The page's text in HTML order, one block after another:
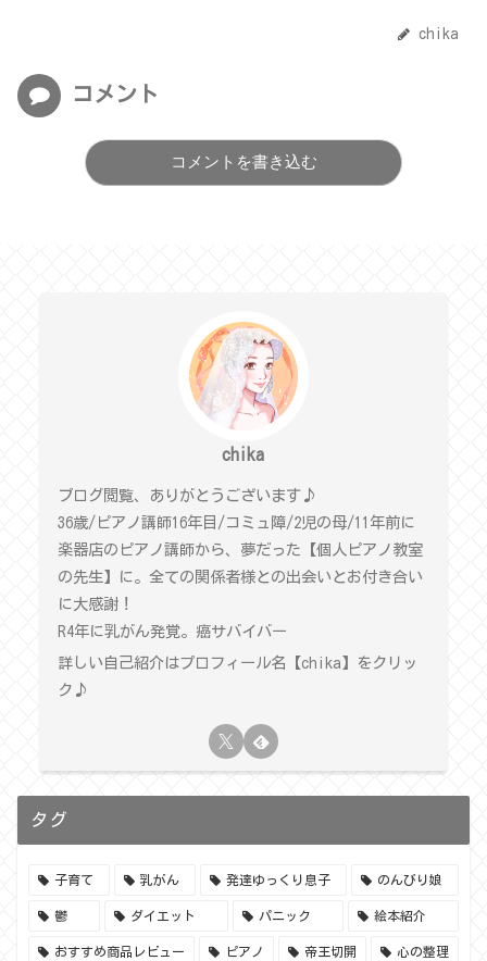
chika
コメント
コメントを書き込む
chika
ブログ閲覧、ありがとうございます♪
36歳/ピアノ講師16年目/コミュ障/2児の母/11年前に
楽器店のピアノ講師から、夢だった【個人ピアノ教室
の先生】に。全ての関係者様との出会いとお付き合い
に大感謝！
R4年に乳がん発覚。癌サバイバー
詳しい自己紹介はプロフィール名【chika】をクリッ
ク♪
タグ
子育て 乳がん 発達ゆっくり息子 のんびり娘
鬱 ダイエット パニック 絵本紹介
おすすめ商品レビュー ピアノ 帝王切開 心の整理